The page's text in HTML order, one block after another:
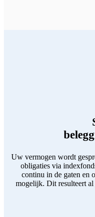
Uw vermogen wordt
obligaties via
continu in de gaten en
mogelijk. Dit resulteert al